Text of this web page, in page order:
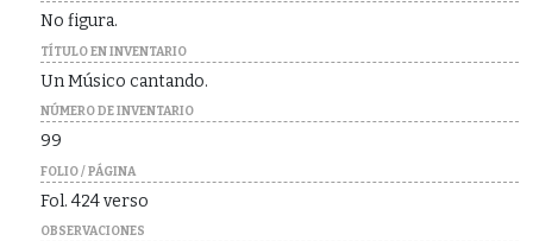
No figura.
TÍTULO EN INVENTARIO
Un Músico cantando.
NÚMERO DE INVENTARIO
99
FOLIO / PÁGINA
Fol. 424 verso
OBSERVACIONES